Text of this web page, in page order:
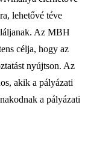
lehetővé téve
Az MBH
célja, hogy az
nyújtson. Az
akik a pályázati
a pályázati